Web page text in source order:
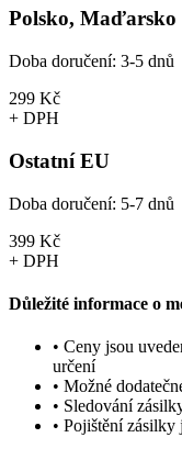
Polsko, Maďarsko
Doba doručení: 3-5 dnů
299 Kč
+ DPH
Ostatní EU
Doba doručení: 5-7 dnů
399 Kč
+ DPH
Důležité informace o
• Ceny jsou
určení
• Možné
• Sledování
• Pojištění